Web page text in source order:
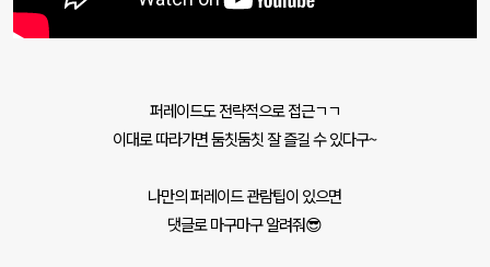
퍼레이드도 전략적으로 접근ㄱㄱ
이대로 따라가면 둠칫둠칫 잘 즐길 수 있다구~
나만의 퍼레이드 관람팁이 있으면
댓글로 마구마구 알려줘😎